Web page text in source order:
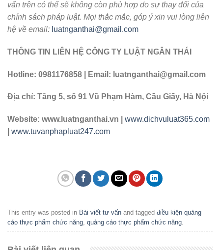
vấn trên có thể sẽ không còn phù hợp do sự thay đổi của
chính sách pháp luật. Mọi thắc mắc, góp ý xin vui lòng liên
hệ về email: luatnganthai@gmail.com
THÔNG TIN LIÊN HỆ CÔNG TY LUẬT NGÂN THÁI
Hotline: 0981176858 | Email: luatnganthai@gmail.com
Địa chỉ: Tầng 5, số 91 Vũ Phạm Hàm, Cầu Giấy, Hà Nội
Website: www.luatnganthai.vn | www.dichvuluat365.com
www.tuvanphapluat247.com
This entry was posted in Bài viết tư vấn and tagged điều kiện quảng
cáo thực phẩm chức năng, quảng cáo thực phẩm chức năng.